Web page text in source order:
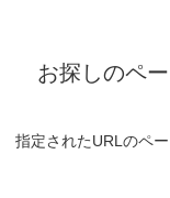
お探しのペ
指定されたURLのペ